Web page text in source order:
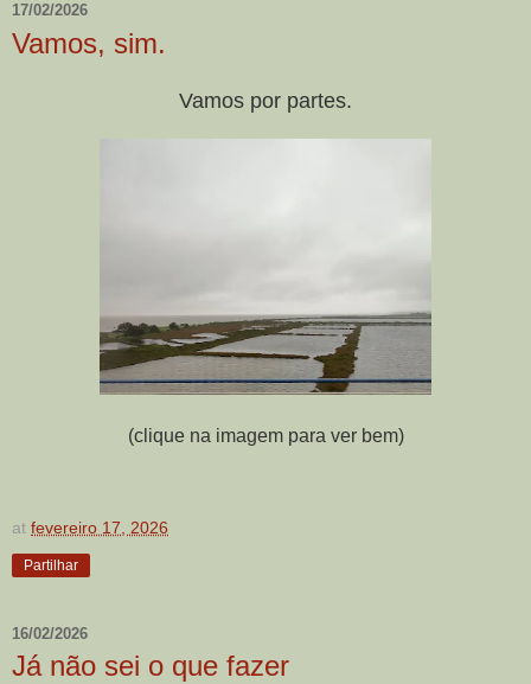
17/02/2026
Vamos, sim.
Vamos por partes.
(clique na imagem para ver bem)
at fevereiro 17, 2026
Partilhar
16/02/2026
Já não sei o que fazer